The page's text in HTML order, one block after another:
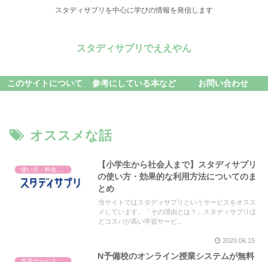
スタディサプリを中心に学びの情報を発信します
スタディサプリでええやん
このサイトについて 参考にしている本など お問い合わせ
オススメな話
使い方・料金・解約
【小学生から社会人まで】スタディサプリ
の使い方・効果的な利用方法についてのま
とめ
当サイトではスタディサプリというサービスをオスス
メしています。「その理由とは？」スタディサプリほ
どコスパが高い学習サービ...
2020.06.15
N予備校のオンライン授業システムが無料